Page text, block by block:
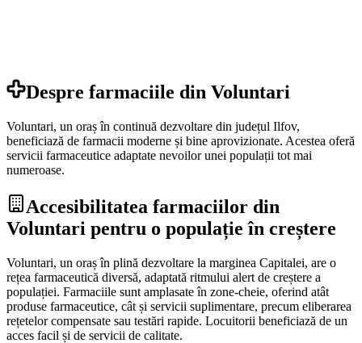
Despre farmaciile din Voluntari
Voluntari, un oraș în continuă dezvoltare din județul Ilfov,
beneficiază de farmacii moderne și bine aprovizionate. Acestea oferă
servicii farmaceutice adaptate nevoilor unei populații tot mai
numeroase.
Accesibilitatea farmaciilor din
Voluntari pentru o populație în creștere
Voluntari, un oraș în plină dezvoltare la marginea Capitalei, are o
rețea farmaceutică diversă, adaptată ritmului alert de creștere a
populației. Farmaciile sunt amplasate în zone-cheie, oferind atât
produse farmaceutice, cât și servicii suplimentare, precum eliberarea
rețetelor compensate sau testări rapide. Locuitorii beneficiază de un
acces facil și de servicii de calitate.